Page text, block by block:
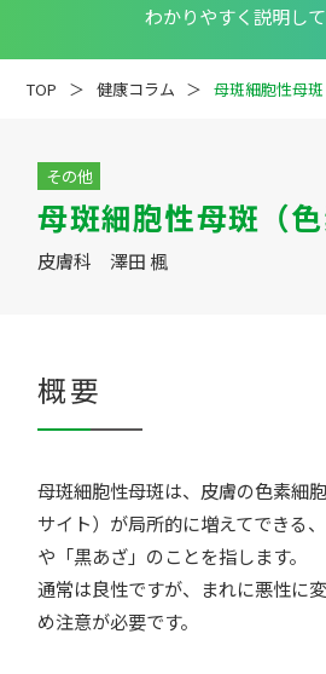
疾患解説
わかりやすく説明して
TOP 健康コラム 母斑細胞性母斑
その他
母斑細胞性母斑（色
皮膚科 澤田 楓
概要
母斑細胞性母斑は、皮膚の色素細
サイト）が局所的に増えてできる
や「黒あざ」のことを指します。
通常は良性ですが、まれに悪性に
め注意が必要です。